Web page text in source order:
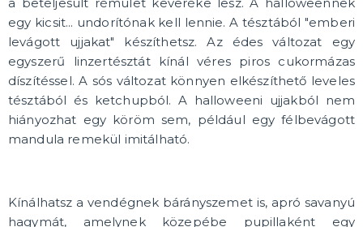
egy kicsit... undorítónak kell lennie. A tésztából "emberi
levágott ujjakat" készíthetsz. Az édes változat egy
egyszerű linzertésztát kínál véres piros cukormázas
díszítéssel. A sós változat könnyen elkészíthető leveles
tésztából és ketchupból. A halloweeni ujjakból nem
hiányozhat egy köröm sem, például egy félbevágott
mandula remekül imitálható.
Kínálhatsz a vendégnek bárányszemet is, apró savanyú
hagymát, amelynek közepébe pupillaként egy